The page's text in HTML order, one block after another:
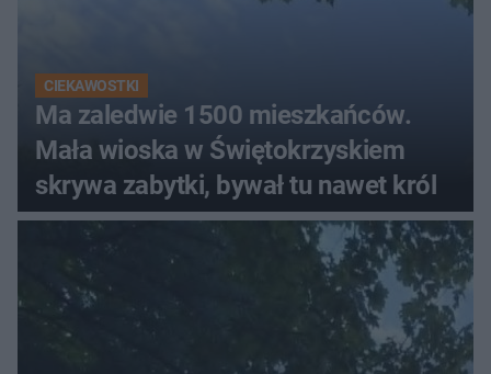
CIEKAWOSTKI
Ma zaledwie 1500 mieszkańców.
Mała wioska w Świętokrzyskiem
skrywa zabytki, bywał tu nawet król